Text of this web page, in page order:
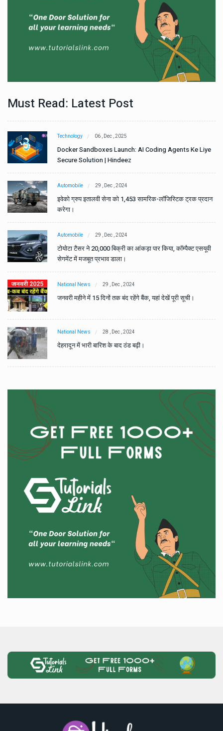
Must Read: Latest Post
Technology 06 , Dec , 2025
Docker Sandboxes Launch: AI Coding Agents Ke Liye
Secure Solution | Hindeez
Automobile 29 , Dec , 2024
इवेको ग्रुप इतालवी सेना को 1,453 सामरिक-लॉजिस्टिक ट्रक प्रदान
करेगा।
Automobile 29 , Dec , 2024
टोयोटा टैसर ने 20,000 बिक्री का आंकड़ा पार किया, कॉम्पैक्ट एसयूवी
सेगमेंट में मजबूत प्रभाव डाला।
National News 29 , Dec , 2024
जनवरी महीने में 15 दिनों तक बंद रहेंगे बैंक, यहां देखें पूरी सूची।
National News 28 , Dec , 2024
देहरादून में भारी बारिश के बाद ठंड बढ़ी।